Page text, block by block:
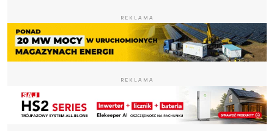
REKLAMA
REKLAMA